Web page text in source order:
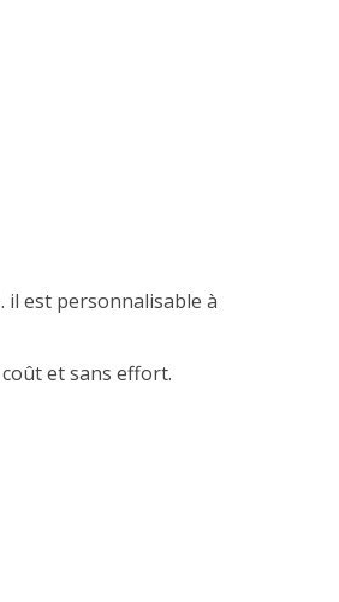
il est personnalisable à
et sans effort.